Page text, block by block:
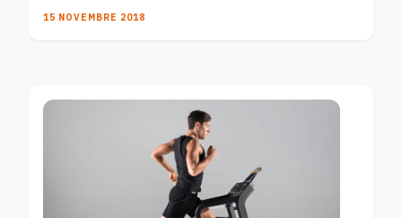
15 NOVEMBRE 2018